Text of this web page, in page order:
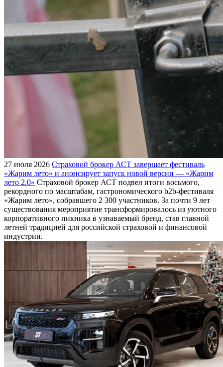
27 июля 2026 Страховой брокер АСТ завершает фестиваль
«Жарим лето» и анонсирует запуск новой версии — «Жарим
лето 2.0» Страховой брокер АСТ подвел итоги восьмого,
рекордного по масштабам, гастрономического b2b-фестиваля
«Жарим лето», собравшего 2 300 участников. За почти 9 лет
существования мероприятие трансформировалось из уютного
корпоративного пикника в узнаваемый бренд, став главной
летней традицией для российской страховой и финансовой
индустрии.